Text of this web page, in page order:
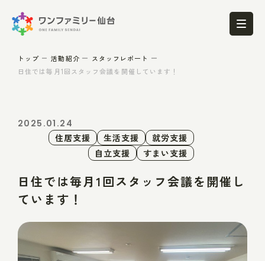
トップ 活動紹介
スタッフレポート
日住では毎月1回スタッフ会議を開催しています！
2025.01.24
住居支援
生活支援
就労支援
自立支援
すまい支援
日住では毎月1回スタッフ会議を開催し
ています！